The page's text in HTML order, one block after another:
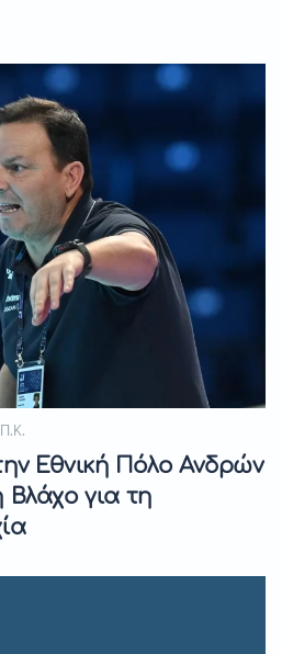
Εθνική Πόλο Ανδρών
για τη